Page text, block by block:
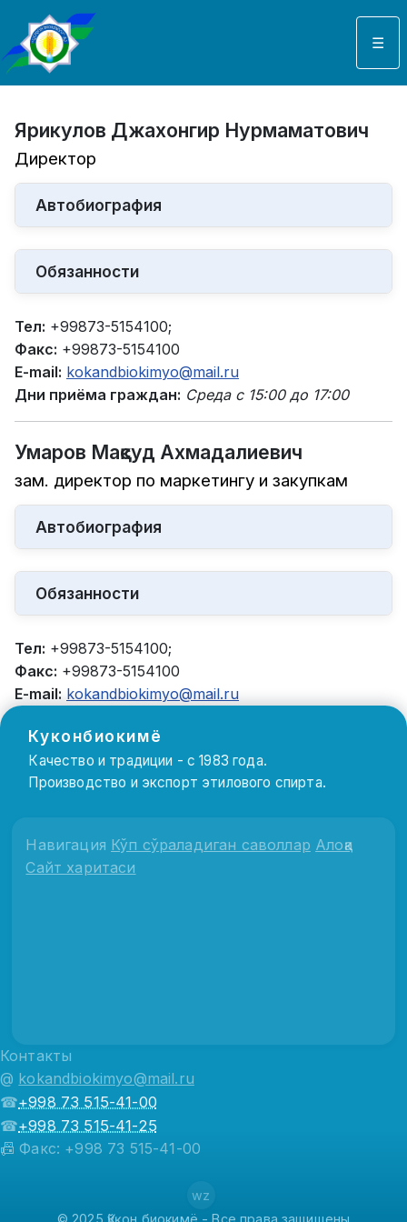
☰
Ярикулов Джахонгир Нурмаматович
Директор
Автобиография
Обязанности
Тел: +99873-5154100;
Факс: +99873-5154100
E-mail: kokandbiokimyo@mail.ru
Дни приёма граждан: Среда с 15:00 до 17:00
Умаров Мақсуд Ахмадалиевич
зам. директор по маркетингу и закупкам
Автобиография
Обязанности
Тел: +99873-5154100;
Факс: +99873-5154100
E-mail: kokandbiokimyo@mail.ru
Куконбиокимё
Качество и традиции - с 1983 года.
Производство и экспорт этилового спирта.
Навигация Кўп сўраладиган саволлар Алоқа
Сайт харитаси
Контакты
@ kokandbiokimyo@mail.ru
☎+998 73 515-41-00
☎+998 73 515-41-25
📠 Факс: +998 73 515-41-00
wz
© 2025 Қўқон биокимё - Все права защищены